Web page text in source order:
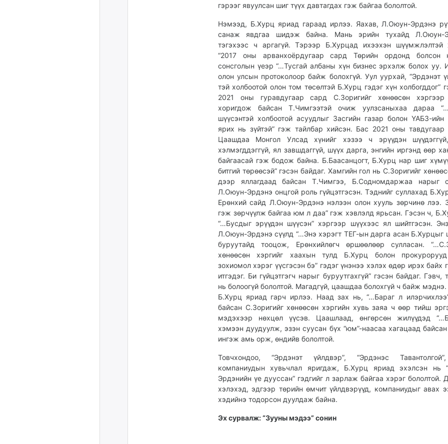
гэрээг явуулсан шиг түүх давтагдах гэж байгаа бололтой.
Нэмээд, Б.Хурц яриад гараад ирлээ. Яахав, Л.Оюун-Эрдэнэ
санаж явдгаа шидэж байна. Мань эрийн тухайд Л.Оюун-
тэгэхээс ч аргагүй. Тэрээр Б.Хурцад ихээхэн шүүмжлэлтэй
“2017 оны арванхоёрдугаар сард Төрийн ордонд болсон
сонсголын үеэр “…Тусгай албаны хүн бизнес эрхэлж болох уу.
олон улсын протоколоор байж болохгүй. Уул уурхай, “Эрдэнэт
тэй холбоотой олон том төсөлтэй Б.Хурц гэдэг хүн холбогддог”
2021 оны гуравдугаар сард С.Зоригийг хөнөөсөн
хоригдож байсан Т.Чимгээтэй очиж уулзсаныхаа дараа
шүүсэнтэй холбоотой асуудлыг Засгийн газар болон ҮАБЗ-ийн
ярих нь зүйтэй” гэж тайлбар хийсэн. Бас 2021 оны
Цаашдаа Монгол Улсад хүнийг хэзээ ч эрүүдэн
хэлмэгддэггүй, ял завшдаггүй, шүүх дарга, энгийн иргэнд өөр
байгаасай гэж бодож байна. Б.Баасанцогт, Б.Хурц нар шиг
битгий төрөөсэй” гэсэн байдаг. Хамгийн гол нь С.Зоригийг
дээр яллагдаад байсан Т.Чимгээ, Б.Содномдаржаа нарыг
Л.Оюун-Эрдэнэ онцгой роль гүйцэтгэсэн. Тэднийг суллахад
Ерөнхий сайд Л.Оюун-Эрдэнэ нэлээн олон хууль зөрчинө лээ.
гэж зөрчүүлж байгаа юм л даа” гэж хэвлэлд ярьсан. Гэсэн ч,
“…Бусдыг эрүүдэн шүүсэн” хэргээр шүүхээс ял шийтгэсэн.
Л.Оюун-Эрдэнэ сүүлд “…Энэ хэрэгт ТЕГ-ын дарга асан Б.Хурцыг
буруутайд тооцож, Ерөнхийлөгч өршөөлөөр сулласан.
хөнөөсөн хэргийг хаахын тулд Б.Хурц болон
зохиомол хэрэг үүсгэсэн бэ” гэдэг үнэнээ хэлэх өдөр ирэх байх
итгэдэг. Би гүйцэтгэгч нарыг буруутгахгүй” гэсэн байдаг. Гэвч,
нь болоогүй бололтой. Магадгүй, цаашдаа болохгүй ч байж
Б.Хурц яриад гарч ирлээ. Наад зах нь, “…Бараг л
байсан С.Зоригийг хөнөөсөн хэргийн хувь заяа ч өөр тийш
мэдэхээр нөхцөл үүсэв. Цаашлаад, өнгөрсөн жилүүдэд
хэмээн дуудуулж, эзэн суусан бүх “юм”-наасаа хагацаад
ингэж амь орж, өндийв бололтой.
Товчхондоо, “Эрдэнэт үйлдвэр”, “Эрдэнэс
компаниудын хувьчлал яригдаж, Б.Хурц яриад эхэлсэн нь
Эрдэнийн үе дууссан” гэдгийг л зарлаж байгаа хэрэг
хэлэхэд, эдгээр төрийн өмчит үйлдвэрүүд, компаниудыг авах
хэдийнэ тодорсон дуулдаж байна.
Эх сурвалж: “Зууны мэдээ” сонин